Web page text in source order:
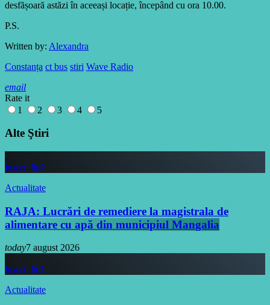
desfășoară astăzi în aceeași locație, începând cu ora 10.00.
P.S.
Written by: Alexandra
Constanța ct bus stiri Wave Radio
email
Rate it
1
2 3 4 5
Alte Ştiri
insert_link
Actualitate
RAJA: Lucrări de remediere la magistrala de
alimentare cu apă din municipiul Mangalia
today7 august 2026
insert_link
Actualitate